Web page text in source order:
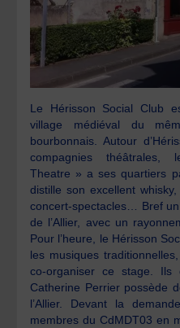
Le Hérisson Social Club
village médiéval du
bourbonnais. Autour
compagnies
Theatre » a ses quartiers
distille son excellent
concert-spectacles… Bref
de l’Allier, avec un
Pour l’heure, le Hérisson
les musiques
co-organiser ce stage. Ils
Catherine Perrier possède
l’Allier. Devant la
membres du CdMDT03 en